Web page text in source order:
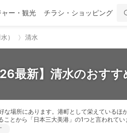
ー・観光 チラシ・ショッピング
） 清水
最新】清水のおす
場所にあります。港町として栄えている
とから「日本三大美港」の1つと言われてい